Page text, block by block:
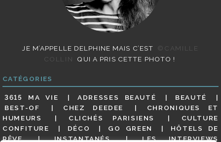
JE M’APPELLE DELPHINE MAIS C’EST
©CAMILLE
COLLIN
QUI A PRIS CETTE PHOTO !
CATÉGORIES
3615 MA VIE ADRESSES BEAUTÉ
BEAUTÉ
BEST-OF
CHEZ DEEDEE
CHRONIQUES ET
HUMEURS
CLICHÉS PARISIENS
CULTURE
CONFITURE
DÉCO GO GREEN
HÔTELS DE
RÊVE
INSTANTANÉS LES INTERVIEWS